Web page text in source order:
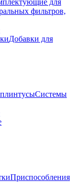
для
фильтров,
Добавки для
Системы
Приспособления